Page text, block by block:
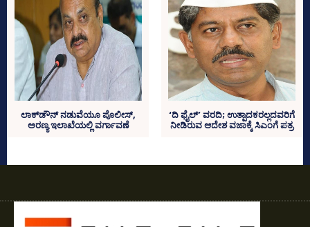
ಲಾಕ್‌ಡೌನ್‌ ನಡುವೆಯೂ ಪೊಲೀಸ್‌,
ಅರಣ್ಯ ಇಲಾಖೆಯಲ್ಲಿ ವರ್ಗಾವಣೆ
‘ದಿ ಫೈಲ್‌’ ವರದಿ; ಉತ್ಪಾದಕರಲ್ಲದವರಿಗೆ
ನೀಡಿರುವ ಆದೇಶ ವಜಾಕ್ಕೆ ಸಿಎಂಗೆ ಪತ್ರ